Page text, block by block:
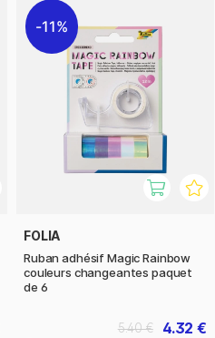
11%
FOLIA
Ruban adhésif Magic Rainbow
couleurs changeantes paquet
de 6
4.32 €
5.40 €